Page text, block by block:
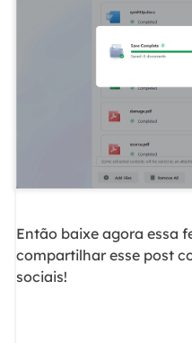
Então baixe agora essa
compartilhar esse post
sociais!